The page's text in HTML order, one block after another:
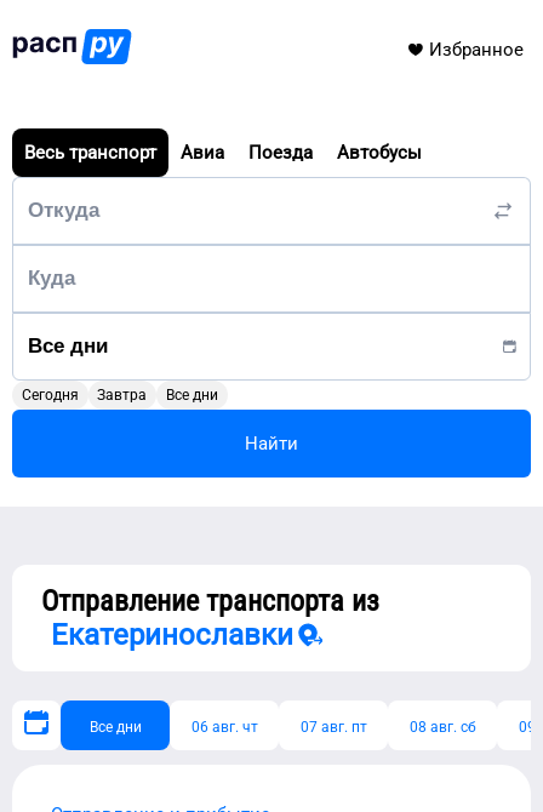
Избранное
Весь транспорт Авиа Поезда Автобусы
Сегодня Завтра Все дни
Найти
Отправление транспорта из
Екатеринославки
Все дни 06 авг. чт 07 авг. пт 08 авг. сб 09